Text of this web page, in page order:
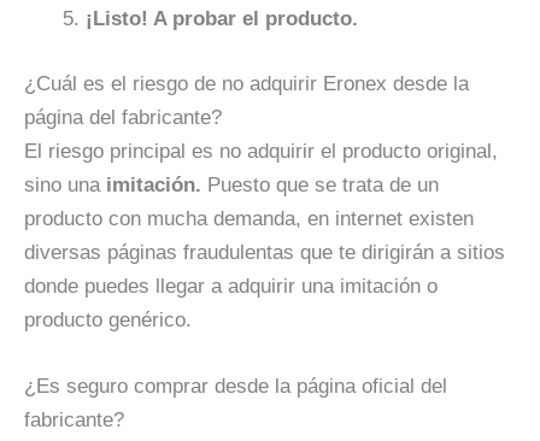
¡Listo! A probar el producto.
¿Cuál es el riesgo de no adquirir Eronex desde la
página del fabricante?
El riesgo principal es no adquirir el producto original,
sino una imitación. Puesto que se trata de un
producto con mucha demanda, en internet existen
diversas páginas fraudulentas que te dirigirán a sitios
donde puedes llegar a adquirir una imitación o
producto genérico.
¿Es seguro comprar desde la página oficial del
fabricante?